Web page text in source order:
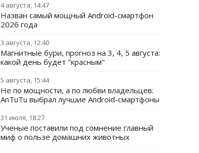
4 августа, 14:47
Назван самый мощный Android-смартфон
2026 года
3 августа, 12:40
Магнитные бури, прогноз на 3, 4, 5 августа:
какой день будет "красным"
5 августа, 15:44
Не по мощности, а по любви владельцев:
AnTuTu выбрал лучшие Android-смартфоны
31 июля, 18:27
Ученые поставили под сомнение главный
миф о пользе домашних животных